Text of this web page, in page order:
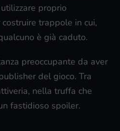
proprio
trappole in cui,
è già caduto.
preoccupante da aver
del gioco. Tra
nella truffa che
fastidioso spoiler.